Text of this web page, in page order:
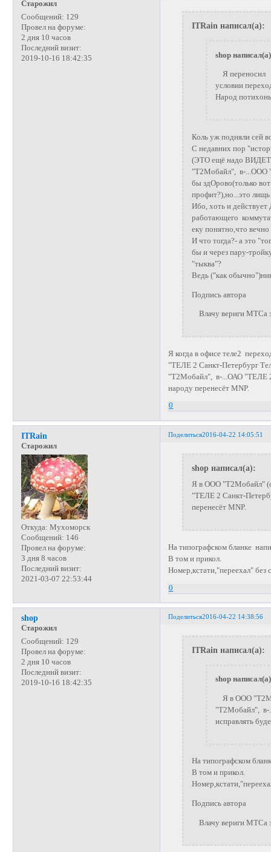
Старожил
Сообщений: 129
Провел на форуме:
2 дня 10 часов
Последний визит:
2019-10-16 18:42:35
ITRain написал(а):
shop
Я переносил
условии
Народ
Коль уж подняли сей
С недавних пор
(ЭТО ещё надо ВИДЕТЬ
"Т2Мобайл", в-...ООО
бы здОрово(только
профит?),но...это лищь
Ибо, хоть и действует
работающего
еку понятно,что
И что тогда?- а это
бы и через пару-
"тыква"?
Ведь ("как
Подпись автора
Влачу вериги МТСа
Я когда в офисе теле2
"ТЕЛЕ 2 Санкт-Петербург
"Т2Мобайл", в-...ОАО "ТЕЛЕ 2
народу перенесёт MNP.
0
Поделиться2016-04-22 14:05:51
ITRain
Старожил
Откуда: Мухоморск
Сообщений: 146
Провел на форуме:
3 дня 8 часов
Последний визит:
2021-03-07 22:53:44
shop написал(а):
Я в ООО "Т2Мобайл"
"ТЕЛЕ 2 Санкт-
перенесёт MNP.
На типографском бланке
В том и прикол.
Номер,кстати,"переехал" без
0
Поделиться2016-04-22 14:38:56
shop
Старожил
Сообщений: 129
Провел на форуме:
2 дня 10 часов
Последний визит:
2019-10-16 18:42:35
ITRain написал(а):
shop
Я в ООО
"Т2Мобайл", в-
исправлять
На типографском
В том и прикол.
Подпись автора
Влачу вериги МТСа